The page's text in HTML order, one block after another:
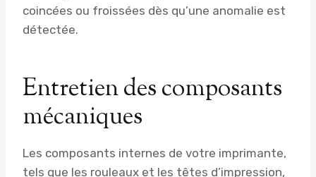
coincées ou froissées dès qu’une anomalie est
détectée.
Entretien des composants
mécaniques
Les composants internes de votre imprimante,
tels que les rouleaux et les têtes d’impression,